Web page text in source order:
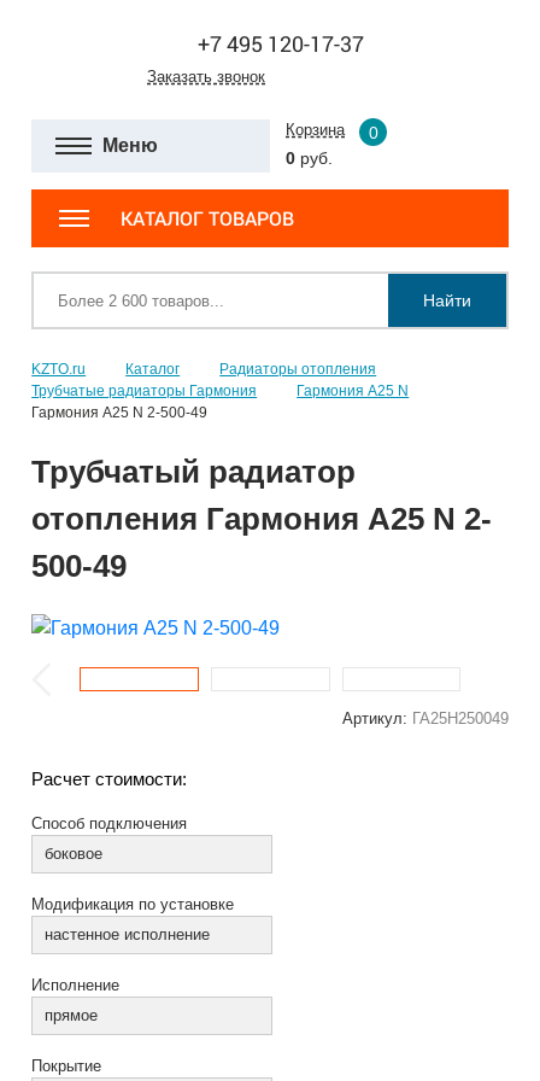
+7 495 120-17-37
Заказать звонок
Меню
Корзина
0
0 руб.
КАТАЛОГ ТОВАРОВ
Найти
KZTO.ru Каталог
Радиаторы отопления
Трубчатые радиаторы Гармония
Гармония А25 N
Гармония А25 N 2-500-49
Трубчатый радиатор
отопления Гармония А25 N 2-
500-49
Артикул: ГА25Н250049
Расчет стоимости:
Способ подключения
боковое
Модификация по установке
настенное исполнение
Исполнение
прямое
Покрытие